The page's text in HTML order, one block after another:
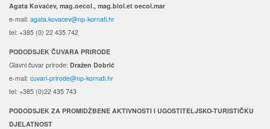
Agata Kovačev, mag.oecol., mag.biol.et oecol.mar
e-mail: agata.kovacev@np-kornati.hr
tel: +385 (0) 22 435 742
PODODSJEK ČUVARA PRIRODE
Glavni čuvar prirode: Dražen Dobrić
e-mail: cuvari-prirode@np-kornati.hr
tel: +385 (0)22 435 743
PODODSJEK ZA PROMIDŽBENE AKTIVNOSTI I UGOSTITELJSKO-TURISTIČKU
DJELATNOST